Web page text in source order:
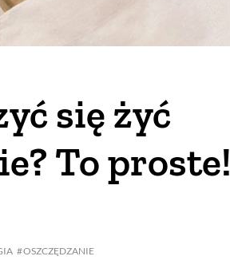
się żyć
To proste!
OSZCZĘDZANIE